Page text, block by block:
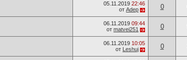
05.11.2019 22:46
от Adep 0
06.11.2019 09:44
от matvei251 0
06.11.2019 10:05
от Leshuj 0